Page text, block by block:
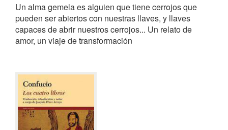
Un alma gemela es alguien que tiene cerrojos que
pueden ser abiertos con nuestras llaves, y llaves
capaces de abrir nuestros cerrojos... Un relato de
amor, un viaje de transformación